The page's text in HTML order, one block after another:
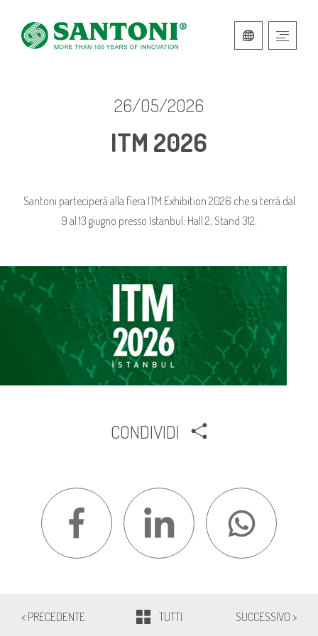
26/05/2026
ITM 2026
Santoni parteciperà alla fiera ITM Exhibition 2026 che si terrà dal
9 al 13 giugno presso Istanbul: Hall 2, Stand 312.
CONDIVIDI
< PRECEDENTE TUTTI SUCCESSIVO >